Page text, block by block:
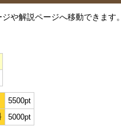
や解説ページへ移動できます。
5500pt
5000pt